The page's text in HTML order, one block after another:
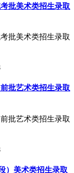
批美术类招生录取
批美术类招生录取
批艺术类招生录取
批艺术类招生录取
）美术类招生录取